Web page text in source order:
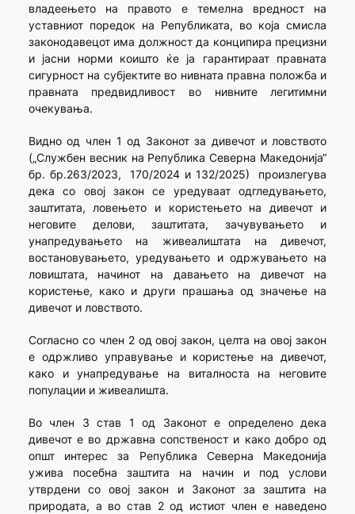
владеењето на правото е темелна вредност на
уставниот поредок на Републиката, во која смисла
законодавецот има должност да конципира прецизни
и јасни норми коишто ќе ја гарантираат правната
сигурност на субјектите во нивната правна положба и
правната предвидливост во нивните легитимни
очекувања.
Видно од член 1 од Законот за дивечот и ловството
(„Службен весник на Република Северна Македонија“
бр. бр.263/2023, 170/2024 и 132/2025) произлегува
дека со овој закон се уредуваат одгледувањето,
заштитата, ловењето и користењето на дивечот и
неговите делови, заштитата, зачувувањето и
унапредувањето на живеалиштата на дивечот,
востановувањето, уредувањето и одржувањето на
ловиштата, начинот на давањето на дивечот на
користење, како и други прашања од значење на
дивечот и ловството.
Согласно со член 2 од овој закон, целта на овој закон
е одржливо управување и користење на дивечот,
како и унапредување на виталноста на неговите
популации и живеалишта.
Во член 3 став 1 од Законот е определено дека
дивечот е во државна сопственост и како добро од
општ интерес за Република Северна Македонија
ужива посебна заштита на начин и под услови
утврдени со овој закон и Законот за заштита на
природата, а во став 2 од истиот член е наведено